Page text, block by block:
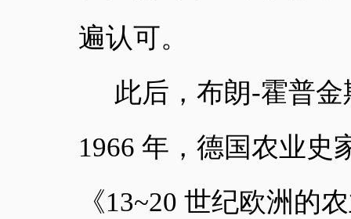
遍认可。
此后，布朗-霍普
1966 年，德国农业史
《13~20 世纪欧洲的